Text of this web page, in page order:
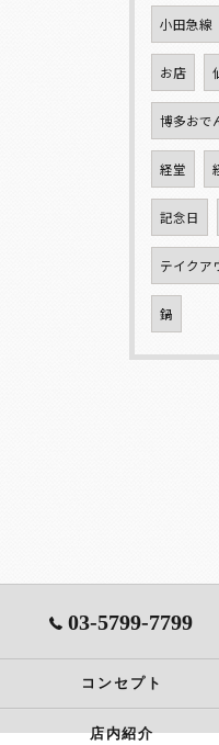
小田急線
お店
博多おで
経堂
記念日
テイクア
鍋
03-5799-7799
コンセプト
店内紹介